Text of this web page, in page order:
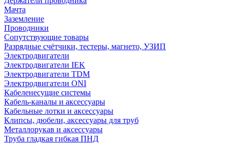
Мачта
Заземление
Проводники
Сопутствующие товары
Разрядные счётчики, тестеры, магнето, УЗИП
Электродвигатели
Электродвигатели IEK
Электродвигатели TDM
Электродвигатели ONI
Кабеленесущие системы
Кабель-каналы и аксессуары
Кабельные лотки и аксессуары
Клипсы, дюбели, аксессуары для труб
Металлорукав и аксессуары
Труба гладкая гибкая ПНД